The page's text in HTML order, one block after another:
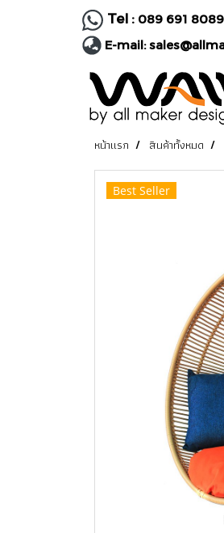
Tel : 089 691 8089
E-mail:
หน้าแรก สินค้าทั้งหมด
Best Seller